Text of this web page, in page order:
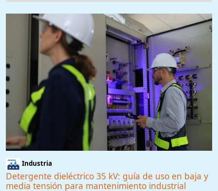
Industria
Detergente dieléctrico 35 kV: guía de uso en baja y
media tensión para mantenimiento industrial